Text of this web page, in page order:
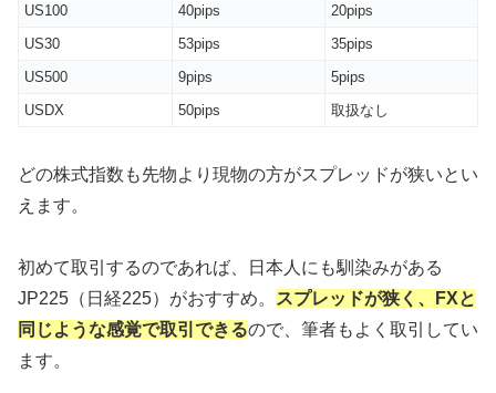
US100
40pips
20pips
US30
53pips
35pips
US500
9pips
5pips
USDX
50pips 取扱なし
どの株式指数も先物より現物の方がスプレッドが狭いとい
えます。
初めて取引するのであれば、日本人にも馴染みがある
JP225（日経225）がおすすめ。
スプレッドが狭く、FXと
同じような感覚で取引できるので、筆者もよく取引してい
ます。